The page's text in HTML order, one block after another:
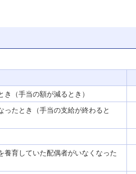
（手当の額が減るとき）
たとき（手当の支給が終わると
育していた配偶者がいなくなった